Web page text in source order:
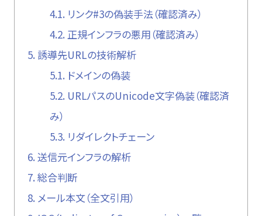
4.1. リンク#3の偽装手法（確認済み）
4.2. 正規インフラの悪用（確認済み）
5. 誘導先URLの技術解析
5.1. ドメインの偽装
5.2. URLパスのUnicode文字偽装（確認済
み）
5.3. リダイレクトチェーン
6. 送信元インフラの解析
7. 総合判断
8. メール本文（全文引用）